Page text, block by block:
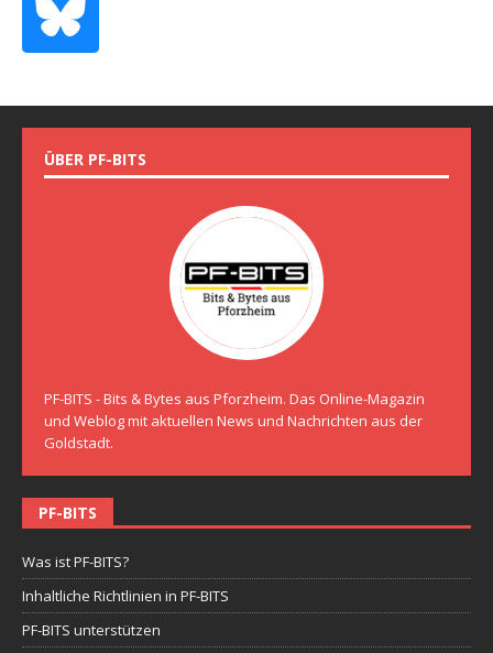
ÜBER PF-BITS
PF-BITS - Bits & Bytes aus Pforzheim. Das Online-Magazin
und Weblog mit aktuellen News und Nachrichten aus der
Goldstadt.
PF-BITS
Was ist PF-BITS?
Inhaltliche Richtlinien in PF-BITS
PF-BITS unterstützen